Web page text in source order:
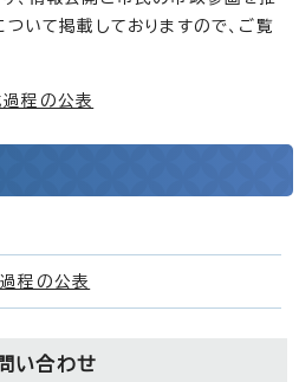
いて掲載しておりますので、ご覧
程の公表
程の公表
い合わせ